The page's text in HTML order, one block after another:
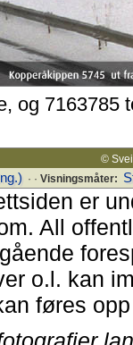
og
©
· · Visningsmåter:
er
All
o.l. kan
føres